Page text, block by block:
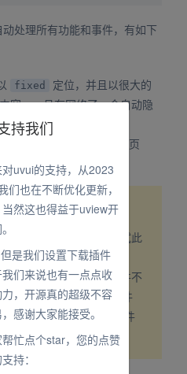
处理所有功能和事件，有如下
fixed 定位，并且以很大的
容。一旦有网络了，会自动隐
可以直接打开手机的设置页
的设置
触发本组件的，为了测试此
据连接以及WiFi即可
盖原生组件，所以本组件不
， map 等原生表现的组件
uni的 cover-view
组件
持我们
uvui的支持，从2023
们也在不断优化更新，
然这也得益于uview开
是我们设置下载插件
们来说也有一点点收
，开源真的超级不容
感谢大家能接受。
忙点个star，您的点赞
持：